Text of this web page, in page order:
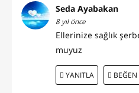
Seda Ayabakan
8 yıl önce
Ellerinize sağlık
muyuz
YANITLA BEĞEN